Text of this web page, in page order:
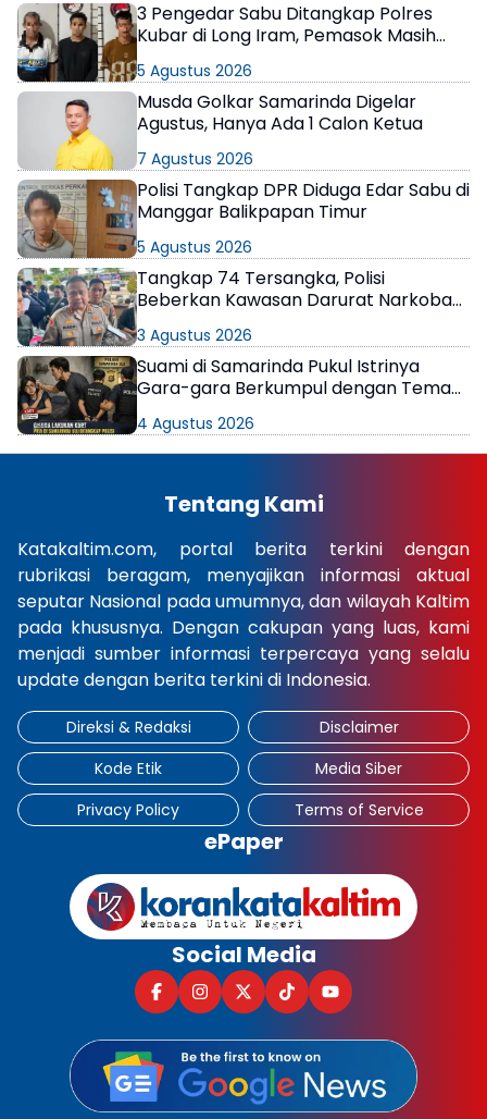
3 Pengedar Sabu Ditangkap Polres
Kubar di Long Iram, Pemasok Masih
5 Agustus 2026
Musda Golkar Samarinda Digelar
Agustus, Hanya Ada 1 Calon Ketua
7 Agustus 2026
Polisi Tangkap DPR Diduga Edar Sabu di
Manggar Balikpapan Timur
5 Agustus 2026
Tangkap 74 Tersangka, Polisi
Beberkan Kawasan Darurat Narkoba
3 Agustus 2026
Suami di Samarinda Pukul Istrinya
Gara-gara Berkumpul dengan Teman
4 Agustus 2026
Tentang Kami
Katakaltim.com, portal berita terkini dengan
rubrikasi beragam, menyajikan informasi aktual
seputar Nasional pada umumnya, dan wilayah Kaltim
pada khususnya. Dengan cakupan yang luas, kami
menjadi sumber informasi terpercaya yang selalu
update dengan berita terkini di Indonesia.
Direksi & Redaksi
Disclaimer
Kode Etik
Media Siber
Privacy Policy
Terms of Service
ePaper
Social Media